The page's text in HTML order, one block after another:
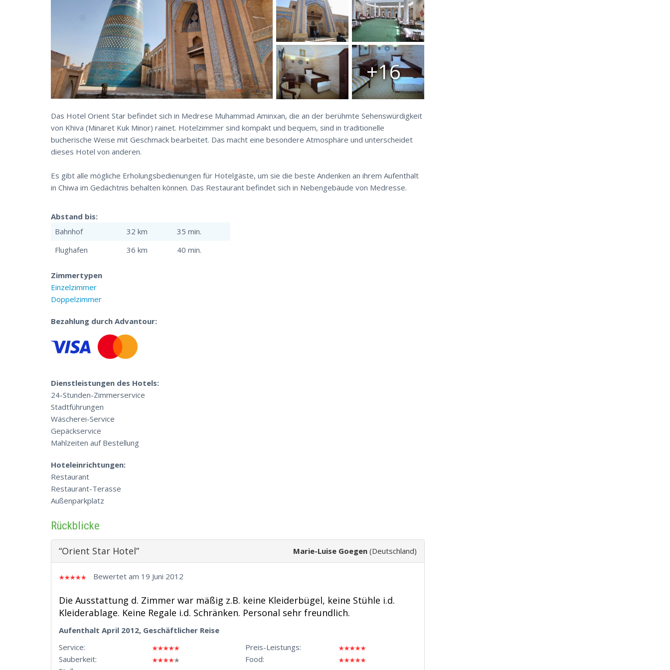
+16
Das Hotel Orient Star befindet sich in Medrese Muhammad Aminxan, die an der berühmte Sehenswürdigkeit
von Khiva (Minaret Kuk Minor) rainet. Hotelzimmer sind kompakt und bequem, sind in traditionelle
bucherische Weise mit Geschmack bearbeitet. Das macht eine besondere Atmosphäre und unterscheidet
dieses Hotel von anderen.
Es gibt alle mögliche Erholungsbedienungen für Hotelgäste, um sie die beste Andenken an ihrem Aufenthalt
in Chiwa im Gedächtnis behalten können. Das Restaurant befindet sich in Nebengebäude von Medresse.
Abstand bis:
Bahnhof
32 km
35 min.
Flughafen
36 km 40 min.
Zimmertypen
Einzelzimmer
Doppelzimmer
Bezahlung durch Advantour:
Dienstleistungen des Hotels:
24-Stunden-Zimmerservice
Stadtführungen
Wäscherei-Service
Gepäckservice
Mahlzeiten auf Bestellung
Hoteleinrichtungen:
Restaurant
Restaurant-Terasse
Außenparkplatz
Rückblicke
“Orient Star Hotel” Marie-Luise Goegen (Deutschland)
Bewertet am 19 Juni 2012
Die Ausstattung d. Zimmer war mäßig z.B. keine Kleiderbügel, keine Stühle i.d.
Kleiderablage. Keine Regale i.d. Schränken. Personal sehr freundlich.
Aufenthalt April 2012, Geschäftlicher Reise
Service:
Preis-Leistungs:
Sauberkeit:
Food: